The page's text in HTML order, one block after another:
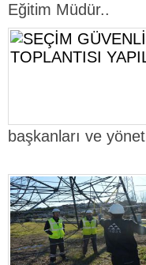
Eğitim Müdür..
başkanları ve